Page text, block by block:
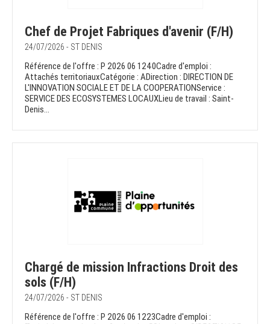
Chef de Projet Fabriques d'avenir (F/H)
24/07/2026 - ST DENIS
Référence de l'offre : P 2026 06 1240Cadre d'emploi :
Attachés territoriauxCatégorie : ADirection : DIRECTION DE
L'INNOVATION SOCIALE ET DE LA COOPERATIONService :
SERVICE DES ECOSYSTEMES LOCAUXLieu de travail : Saint-
Denis...
Chargé de mission Infractions Droit des
sols (F/H)
24/07/2026 - ST DENIS
Référence de l'offre : P 2026 06 1223Cadre d'emploi :